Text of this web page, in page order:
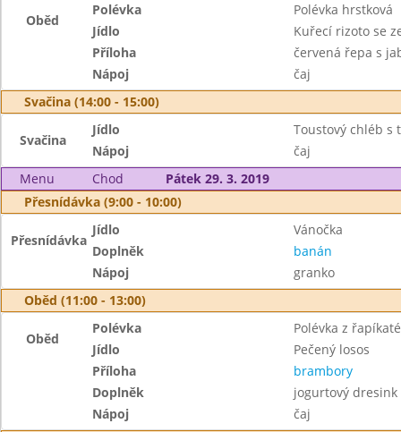
Oběd
Polévka
Polévka hrstková
Jídlo
Kuřecí rizoto se
Příloha
červená řepa s
Nápoj
čaj
Svačina (14:00 - 15:00)
Svačina
Jídlo
Toustový chléb s
Nápoj
čaj
Menu
Chod
Pátek 29. 3. 2019
Přesnídávka (9:00 - 10:00)
Přesnídávka
Jídlo
Vánočka
Doplněk
banán
Nápoj
granko
Oběd (11:00 - 13:00)
Oběd
Polévka
Polévka z
Jídlo
Pečený losos
Příloha
brambory
Doplněk
jogurtový dresink
Nápoj
čaj